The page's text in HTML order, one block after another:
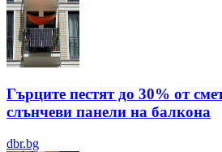
Гърците пестят до 30% от
слънчеви панели на балкона
dbr.bg